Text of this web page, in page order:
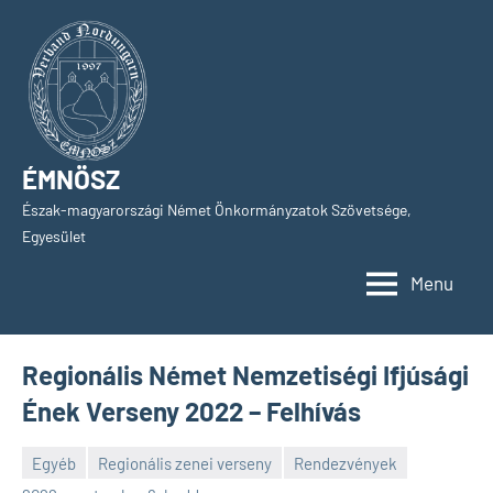
content
ÉMNÖSZ
Észak-magyarországi Német Önkormányzatok Szövetsége,
Egyesület
Menu
Regionális Német Nemzetiségi Ifjúsági
Ének Verseny 2022 – Felhívás
Egyéb Regionális zenei verseny
Rendezvények